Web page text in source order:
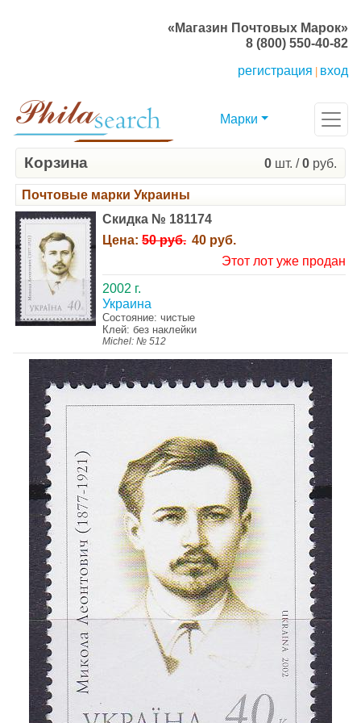
«Магазин Почтовых Марок»
8 (800) 550-40-82
регистрация
вход
Марки
Корзина 0 шт. /0 руб.
Почтовые марки Украины
Скидка № 181174
Цена: 50 руб. 40 руб.
Этот лот уже продан
2002 г.
Украина
Состояние: чистые
Клей: без наклейки
Michel: № 512